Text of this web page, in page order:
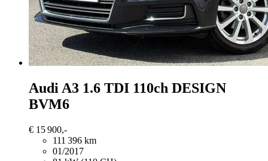
Audi A3 1.6 TDI 110ch DESIGN
BVM6
€ 15 900,-
111 396 km
01/2017